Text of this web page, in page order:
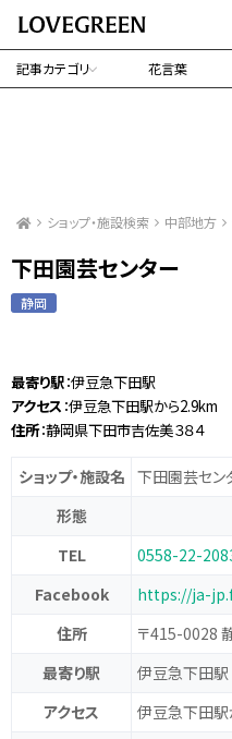
記事カテゴリ 花言葉
ショップ・施設検索 中部地方
下田園芸センター
静岡
最寄り駅：伊豆急下田駅
アクセス ：伊豆急下田駅から2.9km
住所：静岡県下田市吉佐美３８４
ショップ・施設名 下田園芸セン
形態
TEL
0558-22-
Facebook
https://ja-
住所
〒415-0028
最寄り駅
伊豆急下田駅
アクセス
伊豆急下田